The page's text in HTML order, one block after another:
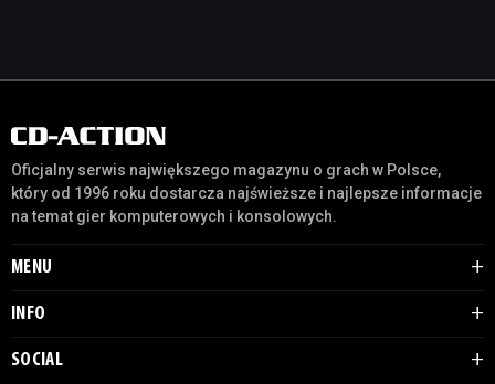
Oficjalny serwis największego magazynu o grach w Polsce,
który od 1996 roku dostarcza najświeższe i najlepsze informacje
na temat gier komputerowych i konsolowych.
MENU
INFO
SOCIAL